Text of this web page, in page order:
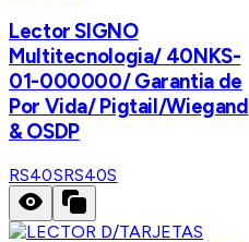
Lector SIGNO
Multitecnologia/ 40NKS-
01-000000/ Garantia de
Por Vida/ Pigtail/Wiegand
& OSDP
RS40SRS40S